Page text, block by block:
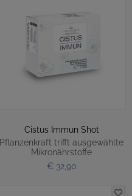
Cistus Immun Shot
Pflanzenkraft trifft ausgewählte
Mikronährstoffe
€ 32,90